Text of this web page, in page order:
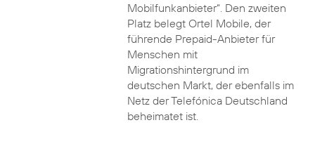
Mobilfunkanbieter“. Den zweiten
Platz belegt Ortel Mobile, der
führende Prepaid-Anbieter für
Menschen mit
Migrationshintergrund im
deutschen Markt, der ebenfalls im
Netz der Telefónica Deutschland
beheimatet ist.